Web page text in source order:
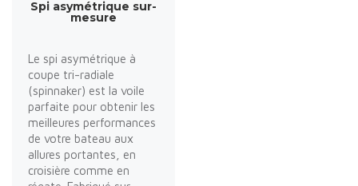
Spi asymétrique sur-
mesure
Le spi asymétrique à
coupe tri-radiale
(spinnaker) est la voile
parfaite pour obtenir les
meilleures performances
de votre bateau aux
allures portantes, en
croisière comme en